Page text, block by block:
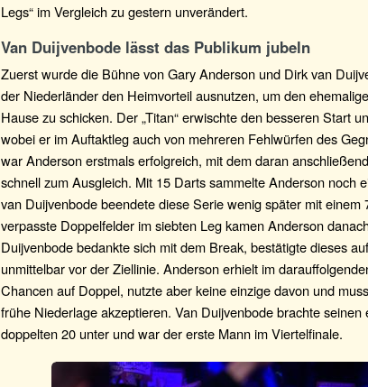
Legs“ im Vergleich zu gestern unverändert.
Van Duijvenbode lässt das Publikum jubeln
Zuerst wurde die Bühne von Gary Anderson und Dirk van
der Niederländer den Heimvorteil ausnutzen, um den
Hause zu schicken. Der „Titan“ erwischte den besseren Start
wobei er im Auftaktleg auch von mehreren Fehlwürfen des
war Anderson erstmals erfolgreich, mit dem daran
schnell zum Ausgleich. Mit 15 Darts sammelte Anderson noch
van Duijvenbode beendete diese Serie wenig später mit einem
verpasste Doppelfelder im siebten Leg kamen Anderson
Duijvenbode bedankte sich mit dem Break, bestätigte dieses
unmittelbar vor der Ziellinie. Anderson erhielt im
Chancen auf Doppel, nutzte aber keine einzige davon und
frühe Niederlage akzeptieren. Van Duijvenbode brachte
doppelten 20 unter und war der erste Mann im Viertelfinale.